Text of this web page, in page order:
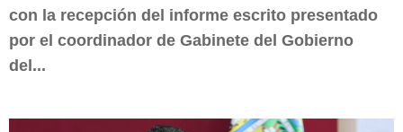
con la recepción del informe escrito presentado
por el coordinador de Gabinete del Gobierno
del...